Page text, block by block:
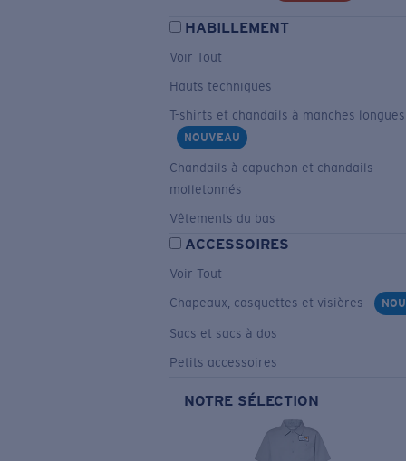
HABILLEMENT
Voir Tout
Hauts techniques
T-shirts et chandails à manches longues
NOUVEAU
Chandails à capuchon et chandails
molletonnés
Vêtements du bas
ACCESSOIRES
Voir Tout
Chapeaux, casquettes et visières
Sacs et sacs à dos
Petits accessoires
NOTRE SÉLECTION